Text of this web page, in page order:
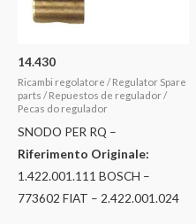
14.430
Ricambi regolatore / Regulator Spare
parts / Repuestos de regulador /
Pecas do regulador
SNODO PER RQ –
Riferimento Originale:
1.422.001.111 BOSCH –
773602 FIAT – 2.422.001.024